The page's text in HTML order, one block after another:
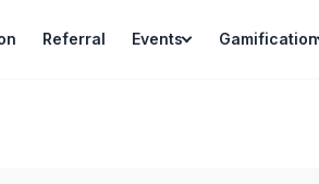
Referral Events Gamification